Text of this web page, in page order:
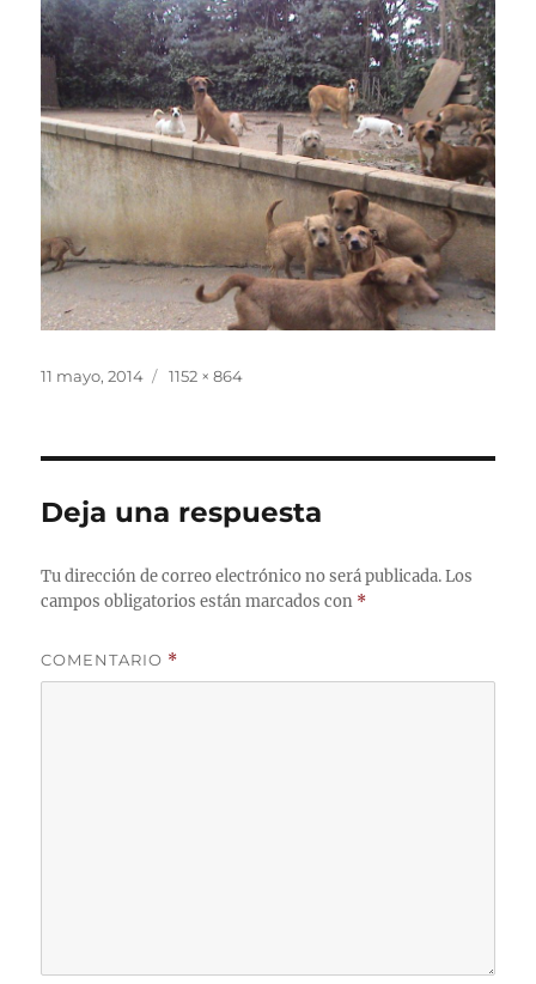
Publicado
11 mayo, 2014
Tamaño
1152 × 864
Deja una respuesta
Tu dirección de correo electrónico no será publicada. Los
campos obligatorios están marcados con *
COMENTARIO *